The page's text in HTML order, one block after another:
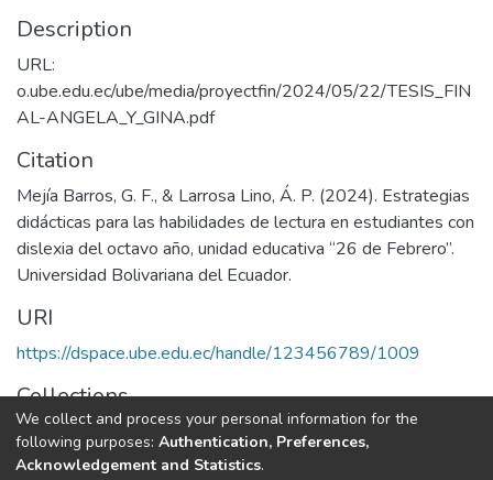
Description
URL:
o.ube.edu.ec/ube/media/proyectfin/2024/05/22/TESIS_FIN
AL-ANGELA_Y_GINA.pdf
Citation
Mejía Barros, G. F., & Larrosa Lino, Á. P. (2024). Estrategias
didácticas para las habilidades de lectura en estudiantes con
dislexia del octavo año, unidad educativa “26 de Febrero”.
Universidad Bolivariana del Ecuador.
URI
https://dspace.ube.edu.ec/handle/123456789/1009
Collections
Tesis
We collect and process your personal information for the
following purposes: Authentication, Preferences,
Acknowledgement and Statistics.